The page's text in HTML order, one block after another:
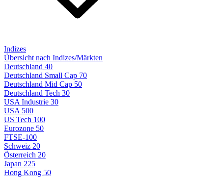
Indizes
Übersicht nach Indizes/Märkten
Deutschland 40
Deutschland Small Cap 70
Deutschland Mid Cap 50
Deutschland Tech 30
USA Industrie 30
USA 500
US Tech 100
Eurozone 50
FTSE-100
Schweiz 20
Österreich 20
Japan 225
Hong Kong 50